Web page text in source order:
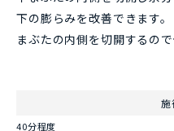
下の膨らみを改善できます。
まぶたの内側を切開するの
施
40分程度